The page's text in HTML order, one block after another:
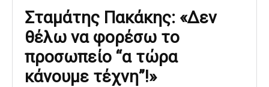
Σταμάτης Πακάκης: «Δεν
θέλω να φορέσω το
προσωπείο “α τώρα
κάνουμε τέχνη”!»